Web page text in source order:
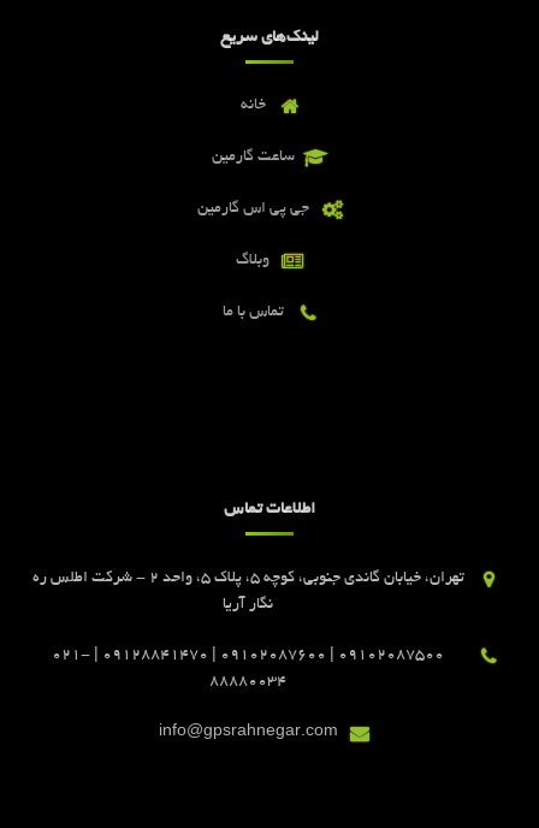
لینک‌های سریع
خانه
ساعت گارمین
جی پی اس گارمین
وبلاگ
تماس با ما
اطلاعات تماس
تهران، خیابان گاندی جنوبی، کوچه 5، پلاک 5، واحد 2 - شرکت اطلس ره
نگار آریا
09102087500 | 09102087600 | 09128841470 | 021-
88880034
info@gpsrahnegar.com